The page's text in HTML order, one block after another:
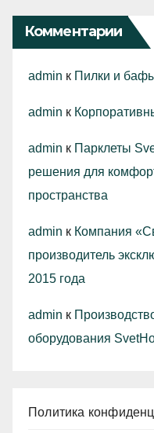
Комментарии
admin к Пилки и
admin к
admin к Парклеты
решения для
пространства
admin к Компания
производитель
2015 года
admin к
оборудования
Политика